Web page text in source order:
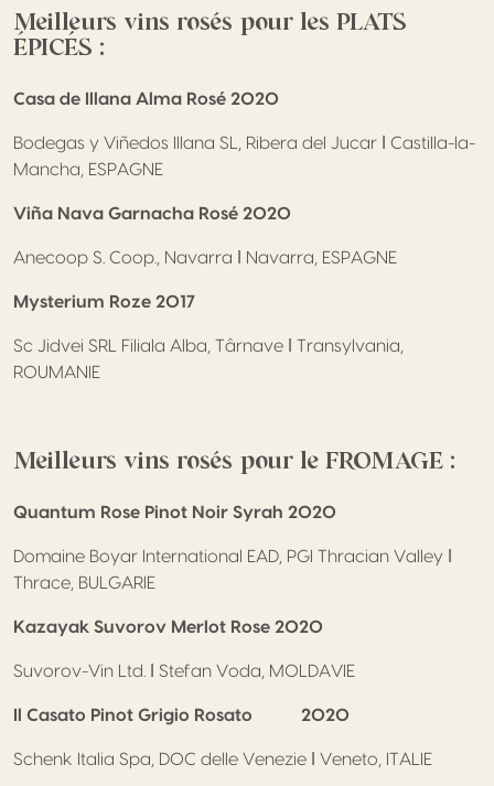
Meilleurs vins rosés pour les PLATS
ÉPICÉS :
Casa de Illana Alma Rosé 2020
Bodegas y Viñedos Illana SL, Ribera del Jucar ǀ Castilla-la-
Mancha, ESPAGNE
Viña Nava Garnacha Rosé 2020
Anecoop S. Coop., Navarra ǀ Navarra, ESPAGNE
Mysterium Roze 2017
Sc Jidvei SRL Filiala Alba, Târnave ǀ Transylvania,
ROUMANIE
Meilleurs vins rosés pour le FROMAGE :
Quantum Rose Pinot Noir Syrah 2020
Domaine Boyar International EAD, PGI Thracian Valley ǀ
Thrace, BULGARIE
Kazayak Suvorov Merlot Rose 2020
Suvorov-Vin Ltd. ǀ Stefan Voda, MOLDAVIE
Il Casato Pinot Grigio Rosato 2020
Schenk Italia Spa, DOC delle Venezie ǀ Veneto, ITALIE